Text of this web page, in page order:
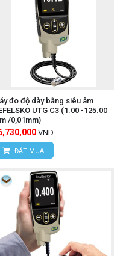
đo độ dày bằng siêu âm
UTG C3 (1.00 -125.00
/0,01mm)
VND
ĐẶT MUA